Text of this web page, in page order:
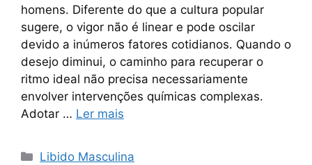
homens. Diferente do que a cultura popular
sugere, o vigor não é linear e pode oscilar
devido a inúmeros fatores cotidianos. Quando o
desejo diminui, o caminho para recuperar o
ritmo ideal não precisa necessariamente
envolver intervenções químicas complexas.
Adotar … Ler mais
Categorias
Libido Masculina